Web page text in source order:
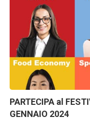
PARTECIPA al
GENNAIO 2024